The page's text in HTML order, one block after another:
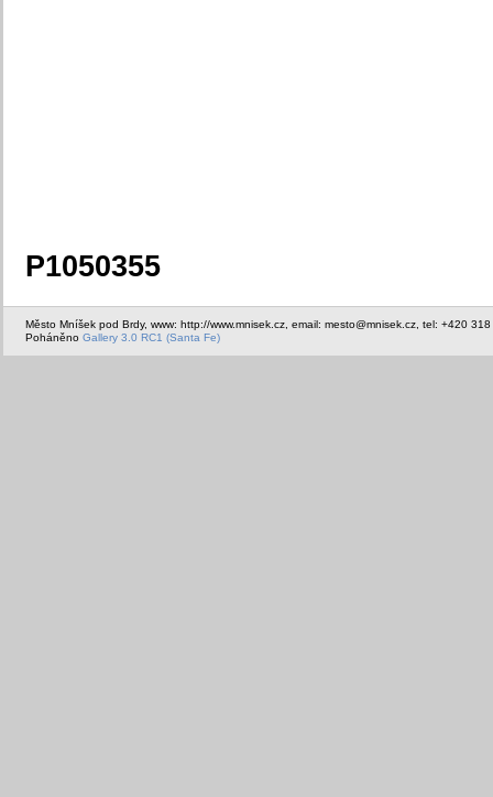
P1050355
Město Mníšek pod Brdy, www: http://www.mnisek.cz, email: mesto@mnisek.cz, tel: +420
Poháněno Gallery 3.0 RC1 (Santa Fe)